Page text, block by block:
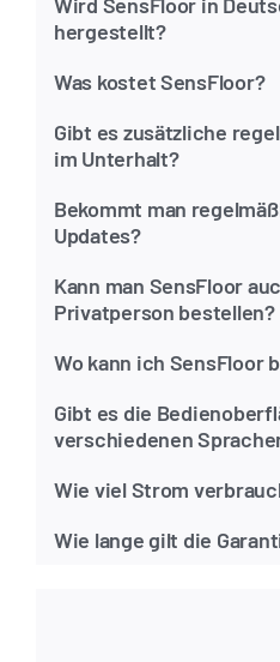
Wird SensFloor in
hergestellt?
Was kostet SensFloor?
Gibt es zusätzliche
im Unterhalt?
Bekommt man
Updates?
Kann man SensFloor
Privatperson bestellen?
Wo kann ich SensFloor
Gibt es die
verschiedenen
Wie viel Strom
Wie lange gilt die